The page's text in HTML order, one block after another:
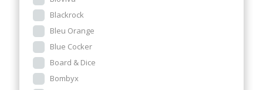
Blackrock
Bleu Orange
Blue Cocker
Board & Dice
Bombyx